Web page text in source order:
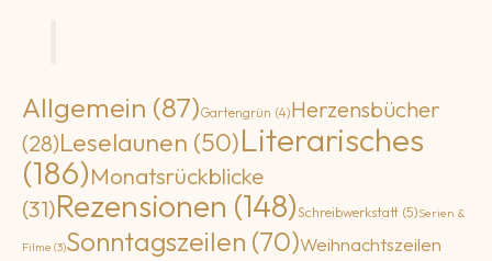
Allgemein (87)Gartengrün (4)Herzensbücher
(28)Leselaunen (50)Literarisches
(186)Monatsrückblicke
(31)Rezensionen (148)Schreibwerkstatt (5)Serien &
Filme (3)Sonntagszeilen (70)Weihnachtszeilen